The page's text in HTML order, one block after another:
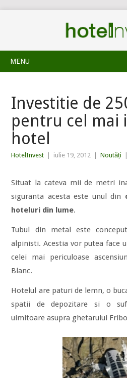
MENU
Investitie de
pentru cel mai
hotel
HotelInvest iulie 19, 2012 Noutăți
Situat la cateva mii de metri
siguranta acesta este unul din
hoteluri din lume.
Tubul din metal este
alpinisti. Acestia vor putea face
celei mai periculoase
Blanc.
Hotelul are paturi de lemn, o
spatii de depozitare si o
uimitoare asupra ghetarului